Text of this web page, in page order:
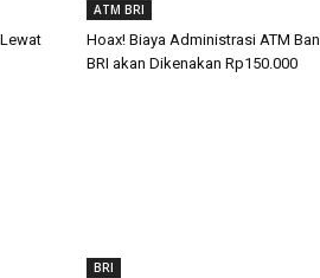
ATM BRI
Hoax! Biaya Administrasi ATM
BRI akan Dikenakan Rp150.000
BRI